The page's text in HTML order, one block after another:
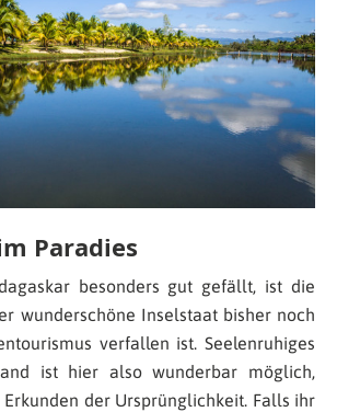
Paradies
besonders gut gefällt, ist die
wunderschöne Inselstaat bisher noch
verfallen ist. Seelenruhiges
ist hier also wunderbar möglich,
Erkunden der Ursprünglichkeit. Falls ihr